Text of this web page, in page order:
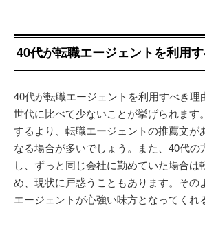
40代が転職エージェントを利用
40代が転職エージェントを利用すべき理
世代に比べて少ないことが挙げられます
するより、転職エージェントの推薦文が
なる場合が多いでしょう。また、40代の
し、ずっと同じ会社に勤めていた場合は
め、現状に戸惑うこともあります。その
エージェントが心強い味方となってくれ